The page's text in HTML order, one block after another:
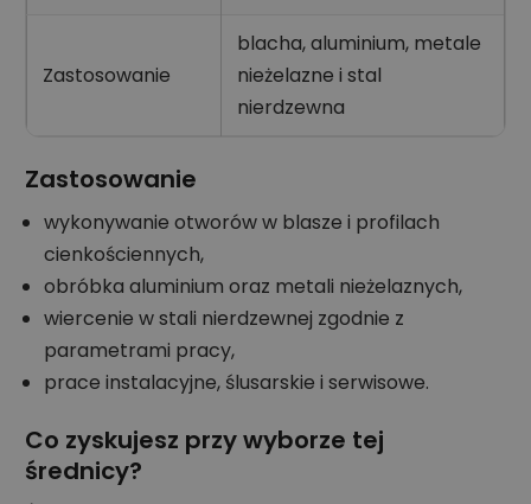
Zastosowanie
blacha, aluminium, metale
nieżelazne i stal
nierdzewna
Zastosowanie
wykonywanie otworów w blasze i profilach
cienkościennych,
obróbka aluminium oraz metali nieżelaznych,
wiercenie w stali nierdzewnej zgodnie z
parametrami pracy,
prace instalacyjne, ślusarskie i serwisowe.
Co zyskujesz przy wyborze tej
średnicy?